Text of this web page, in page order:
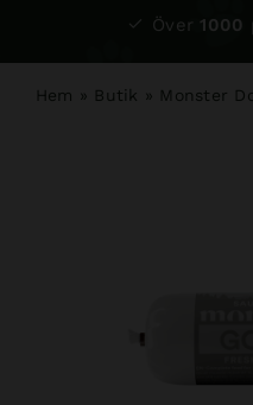
Över 1000
Hem » Butik » Monster